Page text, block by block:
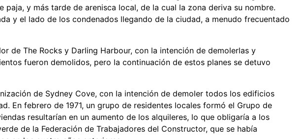
y más tarde de arenisca local, de la cual la zona deriva su nombre.
y el lado de los condenados llegando de la ciudad, a menudo frecuentado
de The Rocks y Darling Harbour, con la intención de demolerlas y
fueron demolidos, pero la continuación de estos planes se detuvo
de Sydney Cove, con la intención de demoler todos los edificios
En febrero de 1971, un grupo de residentes locales formó el Grupo de
resultarían en un aumento de los alquileres, lo que obligaría a los
de la Federación de Trabajadores del Constructor, que se había